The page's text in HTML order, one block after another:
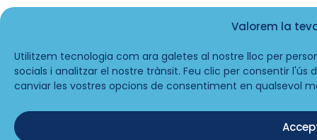
Valorem la
Utilitzem tecnologia com ara galetes al nostre lloc per
socials i analitzar el nostre trànsit. Feu clic per consentir
canviar les vostres opcions de consentiment en qualsevol